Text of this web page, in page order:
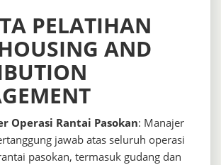
PELATIHAN
AND
Operasi Rantai Pasokan: Manajer
jawab atas seluruh operasi
pasokan, termasuk gudang dan